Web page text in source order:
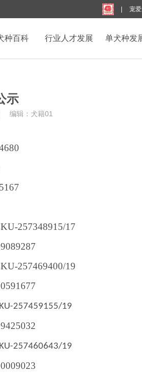
宠
种百科 行业人才发展 单犬种发
示
编辑： 犬籍01
257348915/17
257469400/19
257459155/19
257460643/19